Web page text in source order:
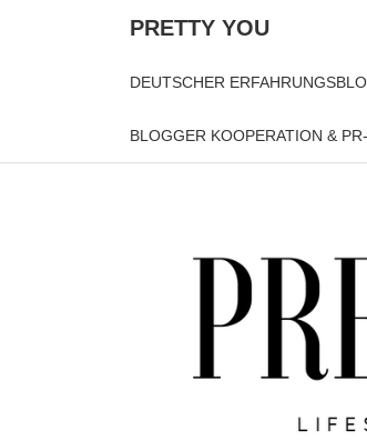
PRETTY YOU
DEUTSCHER
BLOGGER KOOPERATION &